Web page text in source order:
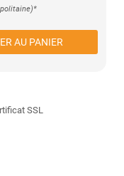
AU PANIER
SSL